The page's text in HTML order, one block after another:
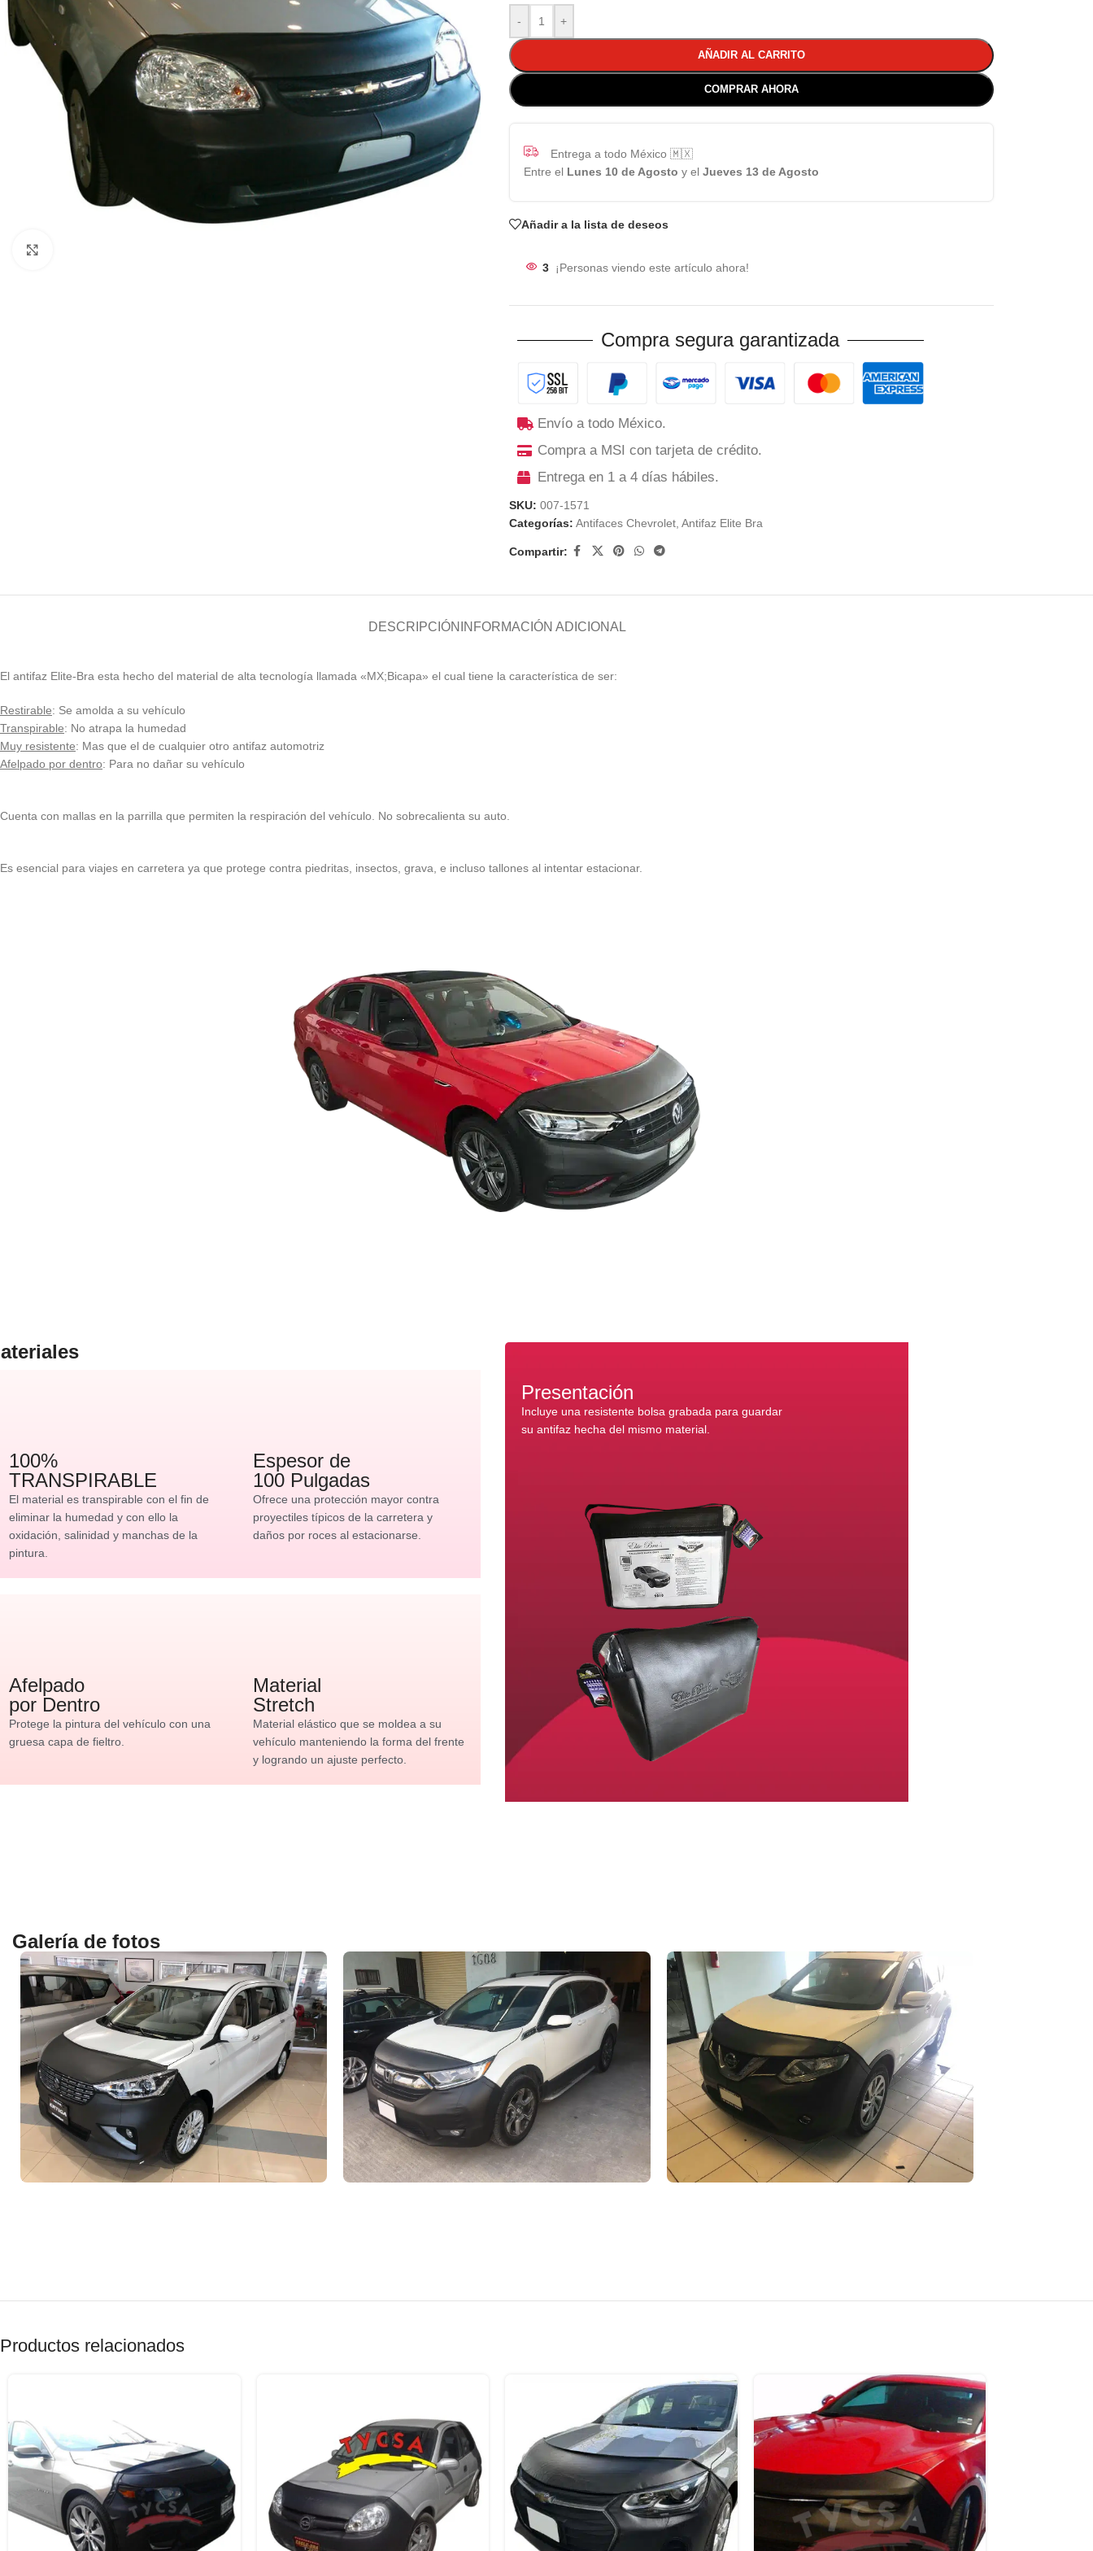
- +
AÑADIR AL CARRITO
COMPRAR AHORA
Entrega a todo México 🇲🇽
Entre el Lunes 10 de Agosto y el Jueves 13 de Agosto
Añadir a la lista de deseos
3 ¡Personas viendo este artículo ahora!
Compra segura garantizada
Envío a todo México.
Compra a MSI con tarjeta de crédito.
Entrega en 1 a 4 días hábiles.
SKU: 007-1571
Categorías: Antifaces Chevrolet, Antifaz Elite Bra
Compartir:
DESCRIPCIÓN INFORMACIÓN ADICIONAL
El antifaz Elite-Bra esta hecho del material de alta tecnología llamada «MX;Bicapa» el cual tiene la característica de ser:
Restirable: Se amolda a su vehículo
Transpirable: No atrapa la humedad
Muy resistente: Mas que el de cualquier otro antifaz automotriz
Afelpado por dentro: Para no dañar su vehículo
Cuenta con mallas en la parrilla que permiten la respiración del vehículo. No sobrecalienta su auto.
Es esencial para viajes en carretera ya que protege contra piedritas, insectos, grava, e incluso tallones al intentar estacionar.
100%
TRANSPIRABLE
El material es transpirable con el fin de
eliminar la humedad y con ello la
oxidación, salinidad y manchas de la
pintura.
Espesor de
100 Pulgadas
Ofrece una protección mayor contra
proyectiles típicos de la carretera y
daños por roces al estacionarse.
Afelpado
por Dentro
Protege la pintura del vehículo con una
gruesa capa de fieltro.
Material
Stretch
Material elástico que se moldea a su
vehículo manteniendo la forma del frente
y logrando un ajuste perfecto.
Presentación
Incluye una resistente bolsa grabada para guardar
su antifaz hecha del mismo material.
Galería de fotos
Productos relacionados